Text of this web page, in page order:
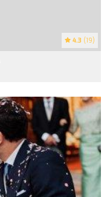
4.3 (19)